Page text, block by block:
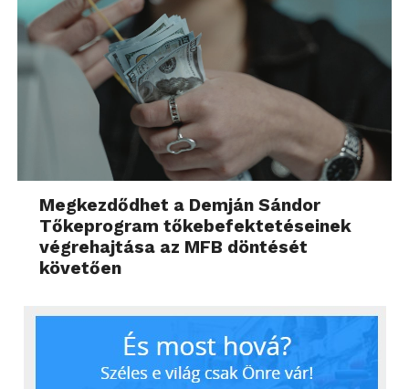
Megkezdődhet a Demján Sándor
Tőkeprogram tőkebefektetéseinek
végrehajtása az MFB döntését
követően